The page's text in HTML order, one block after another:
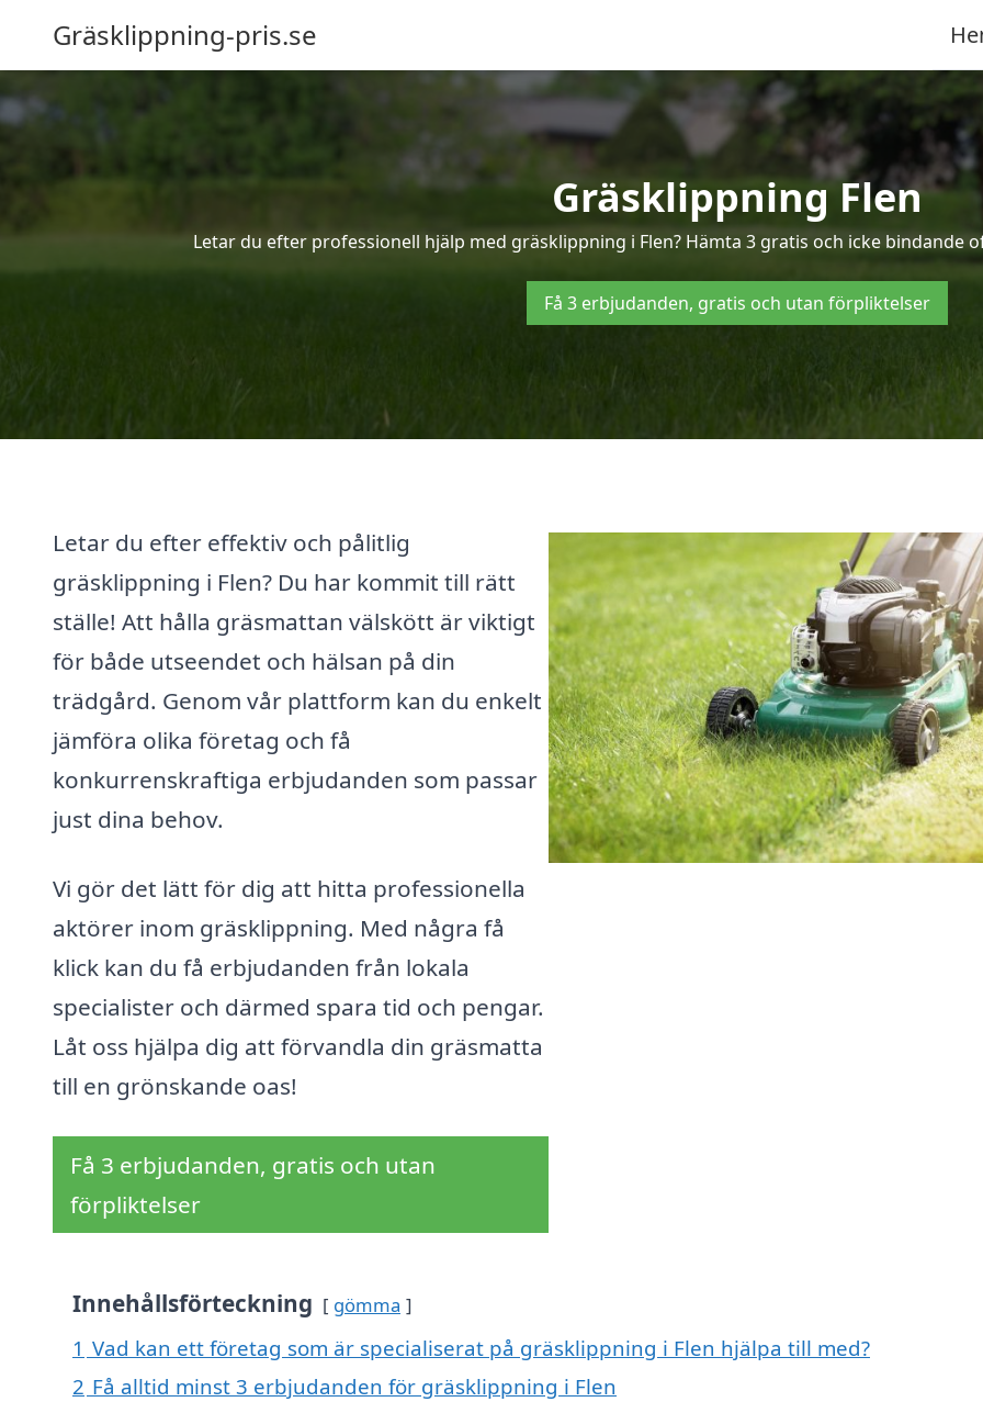
Gräsklippning-pris.se
Gräsklippning Flen
Letar du efter professionell hjälp med gräsklippning i Flen? Hämta 3 gratis och icke bindande
Få 3 erbjudanden, gratis och utan förpliktelser
Letar du efter effektiv och pålitlig
gräsklippning i Flen? Du har kommit till rätt
ställe! Att hålla gräsmattan välskött är viktigt
för både utseendet och hälsan på din
trädgård. Genom vår plattform kan du enkelt
jämföra olika företag och få
konkurrenskraftiga erbjudanden som passar
just dina behov.
Vi gör det lätt för dig att hitta professionella
aktörer inom gräsklippning. Med några få
klick kan du få erbjudanden från lokala
specialister och därmed spara tid och pengar.
Låt oss hjälpa dig att förvandla din gräsmatta
till en grönskande oas!
Få 3 erbjudanden, gratis och utan
förpliktelser
Innehållsförteckning gömma
1 Vad kan ett företag som är specialiserat på gräsklippning i Flen hjälpa till med?
2 Få alltid minst 3 erbjudanden för gräsklippning i Flen